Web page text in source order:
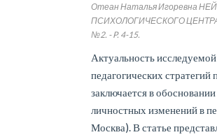
Отеан Наталья Игоревна
ПСИХОЛОГИЧЕСКОГО ЦЕНТРА
№2. - P. 4-15.
Актуальность
педагогических
заключается в
личностных изменений в
Москва). В статье